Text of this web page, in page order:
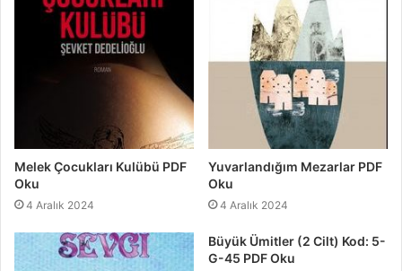
Melek Çocukları Kulübü PDF
Oku
4 Aralık 2024
Yuvarlandığım Mezarlar PDF
Oku
4 Aralık 2024
Büyük Ümitler (2 Cilt) Kod: 5-
G-45 PDF Oku